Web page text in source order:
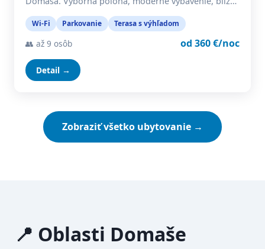
Wi-Fi Parkovanie Terasa s výhľadom
👥 až 9 osôb od 360 €/noc
Detail →
Zobraziť všetko ubytovanie →
📍 Oblasti Domaše